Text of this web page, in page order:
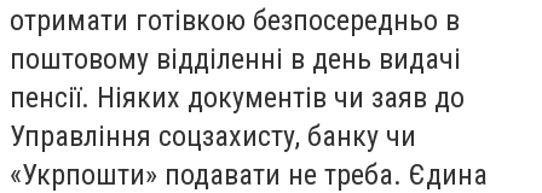
отримати готівкою безпосередньо в
поштовому відділенні в день видачі
пенсії. Ніяких документів чи заяв до
Управління соцзахисту, банку чи
«Укрпошти» подавати не треба. Єдина